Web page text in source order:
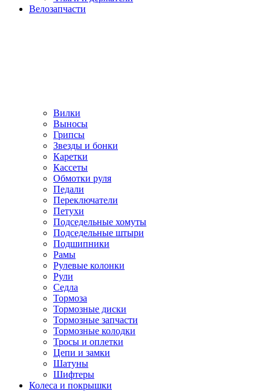
Велозапчасти
Вилки
Выносы
Грипсы
Звезды и бонки
Каретки
Кассеты
Обмотки руля
Педали
Переключатели
Петухи
Подседельные хомуты
Подседельные штыри
Подшипники
Рамы
Рулевые колонки
Рули
Седла
Тормоза
Тормозные диски
Тормозные запчасти
Тормозные колодки
Тросы и оплетки
Цепи и замки
Шатуны
Шифтеры
Колеса и покрышки